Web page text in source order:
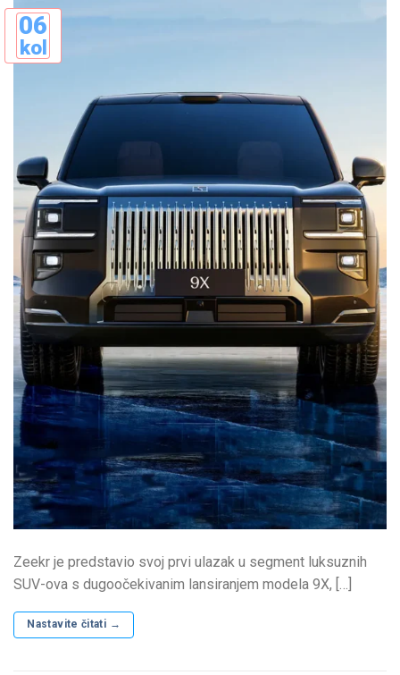
06
kol
Zeekr je predstavio svoj prvi ulazak u segment luksuznih
SUV-ova s ​​dugoočekivanim lansiranjem modela 9X, […]
Nastavite čitati →